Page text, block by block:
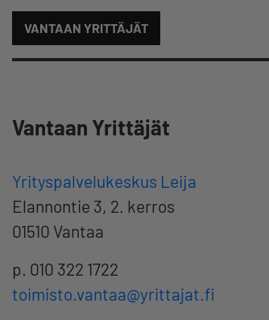
VANTAAN YRITTÄJÄT
Vantaan Yrittäjät
Yrityspalvelukeskus Leija
Elannontie 3, 2. kerros
01510 Vantaa
p. 010 322 1722
toimisto.vantaa@yrittajat.fi